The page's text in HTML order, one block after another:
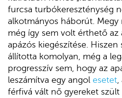
furcsa turbókereszténység
alkotmányos háborút. Megy
még így sem volt érthető az
apázós kiegészítése. Hiszen
állította komolyan, még a
progresszív sem, hogy az
leszámítva egy angol esetet,
férfivá vált nő gyereket szült